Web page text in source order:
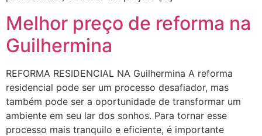
Melhor preço de reforma na
Guilhermina
REFORMA RESIDENCIAL NA Guilhermina A reforma
residencial pode ser um processo desafiador, mas
também pode ser a oportunidade de transformar um
ambiente em seu lar dos sonhos. Para tornar esse
processo mais tranquilo e eficiente, é importante